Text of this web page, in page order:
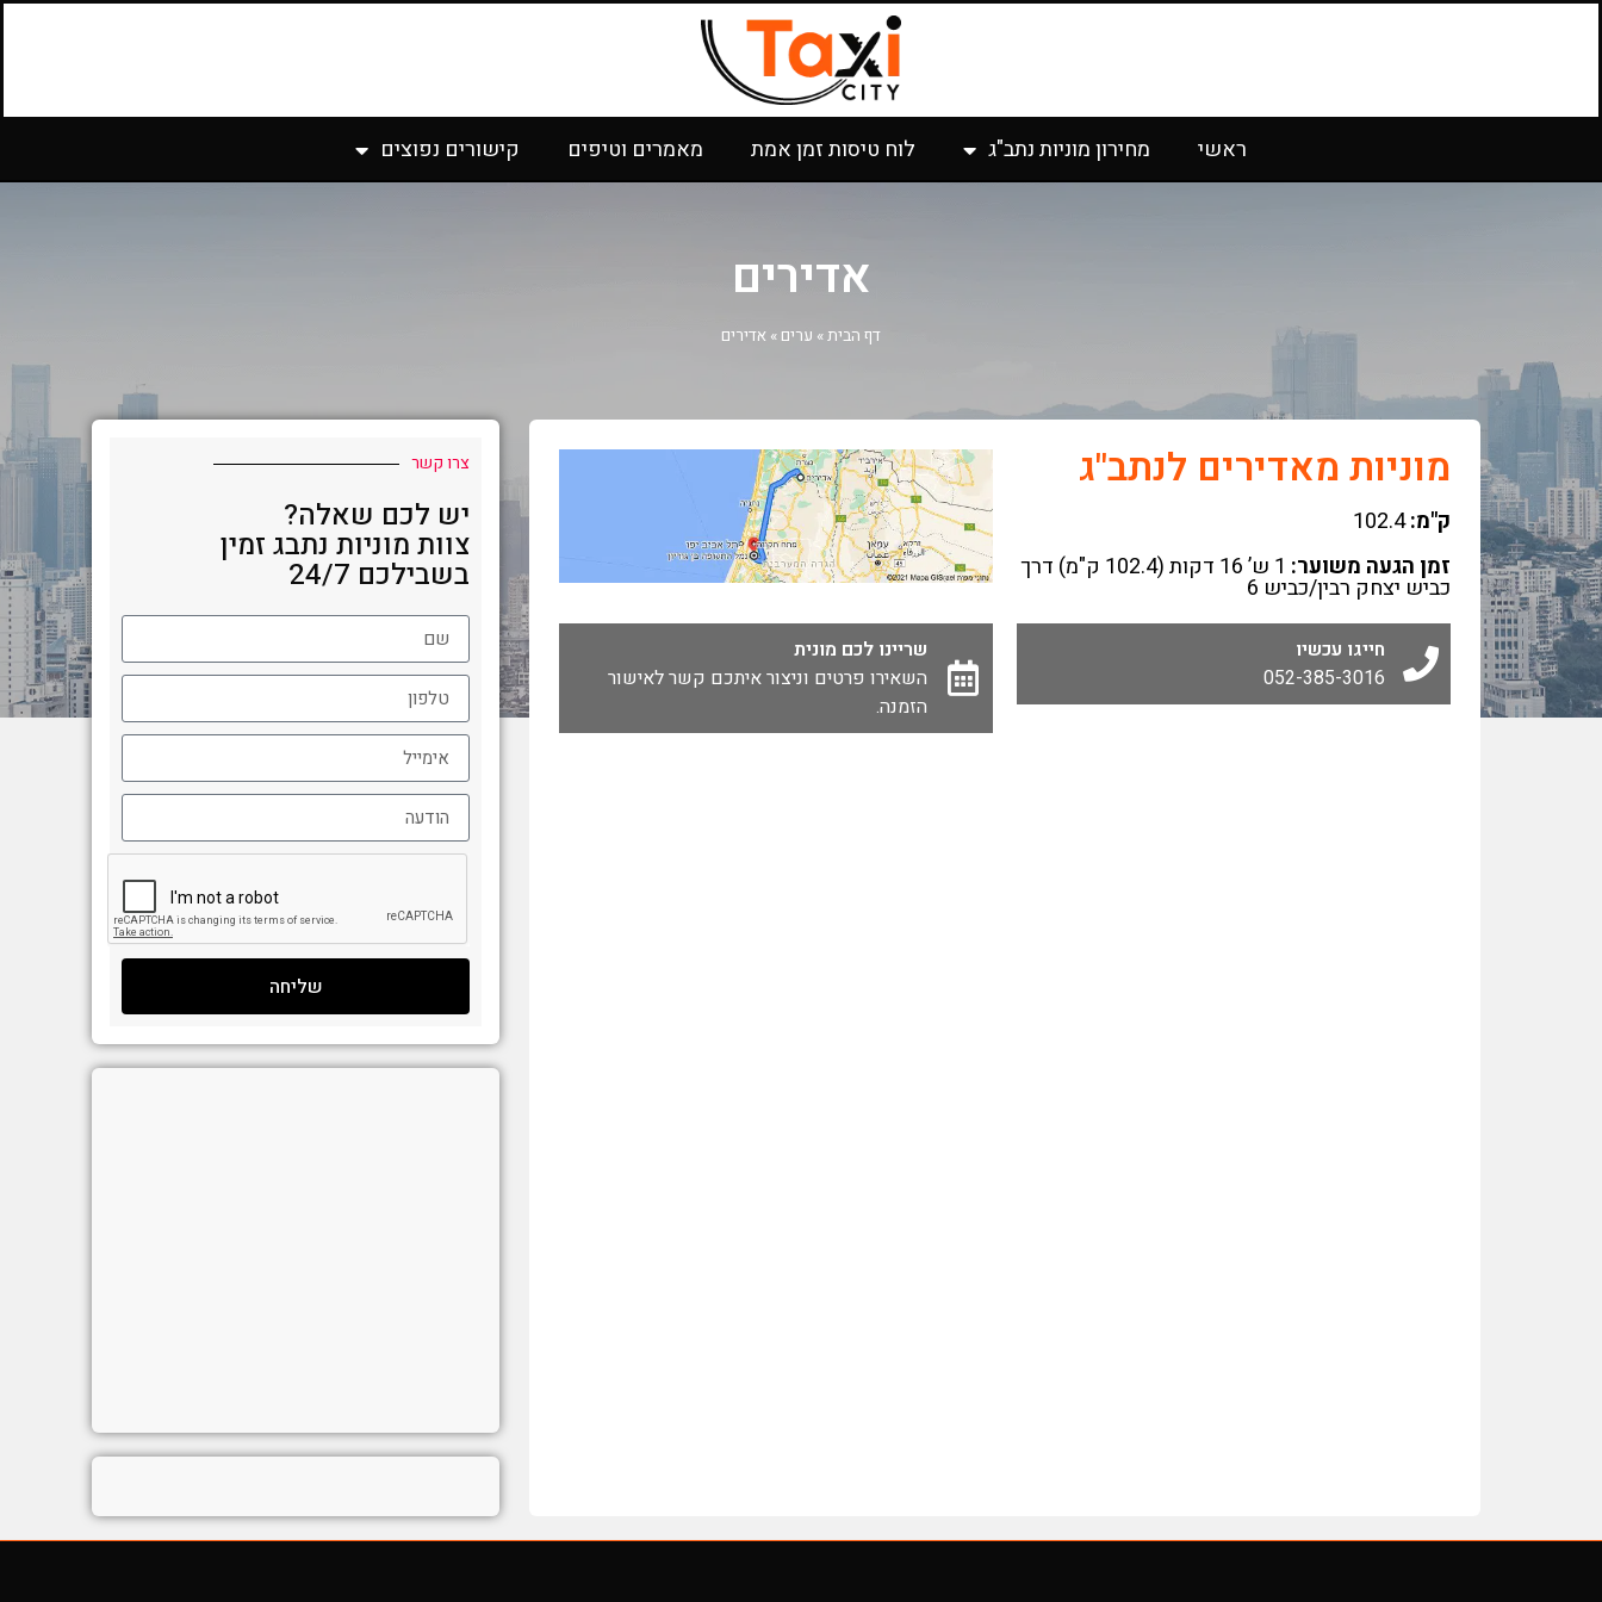
ראשי מחירון מוניות נתב"ג לוח טיסות זמן אמת מאמרים וטיפים קישורים נפוצים
אדירים
דף הבית» ערים » אדירים
מוניות מאדירים לנתב"ג
ק"מ:102.4
זמן הגעה משוער:
1 ש’ 16 דקות (102.4 ק"מ) דרך
כביש יצחק רבין/כביש 6
חייגו עכשיו
052-385-3016
שריינו לכם מונית
השאירו פרטים וניצור איתכם קשר לאישור
הזמנה.
צרו קשר
יש לכם שאלה?
צוות מוניות נתבג זמין
בשבילכם 24/7
שליחה